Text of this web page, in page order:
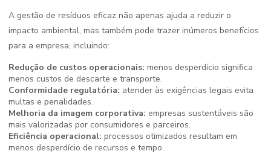
A gestão de resíduos eficaz não apenas ajuda a reduzir o
impacto ambiental, mas também pode trazer inúmeros benefícios
para a empresa, incluindo:
Redução de custos operacionais: menos desperdício significa
menos custos de descarte e transporte.
Conformidade regulatória: atender às exigências legais evita
multas e penalidades.
Melhoria da imagem corporativa: empresas sustentáveis são
mais valorizadas por consumidores e parceiros.
Eficiência operacional: processos otimizados resultam em
menos desperdício de recursos e tempo.